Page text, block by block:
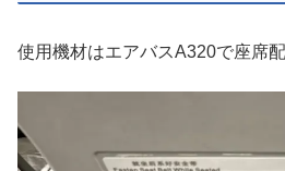
使用機材はエアバスA320で座席配